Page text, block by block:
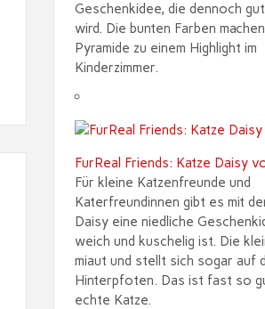
Geschenkidee, die dennoch
wird. Die bunten Farben
Pyramide zu einem Highlight im
Kinderzimmer.
FurReal Friends: Katze Daisy
Für kleine Katzenfreunde und
Katerfreundinnen gibt es mit
Daisy eine niedliche
weich und kuschelig ist. Die
miaut und stellt sich sogar auf
Hinterpfoten. Das ist fast so
echte Katze.